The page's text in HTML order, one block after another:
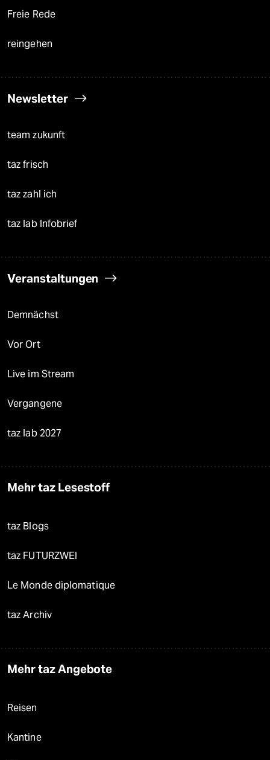
Freie Rede
reingehen
Newsletter
team zukunft
taz frisch
taz zahl ich
taz lab Infobrief
Veranstaltungen
Demnächst
Vor Ort
Live im Stream
Vergangene
taz lab 2027
Mehr taz Lesestoff
taz Blogs
taz FUTURZWEI
Le Monde diplomatique
taz Archiv
Mehr taz Angebote
Reisen
Kantine